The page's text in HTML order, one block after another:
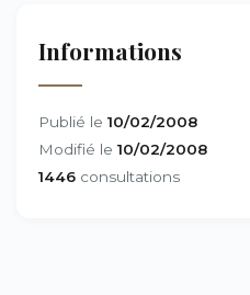
Informations
Publié le 10/02/2008
Modifié le 10/02/2008
1446 consultations